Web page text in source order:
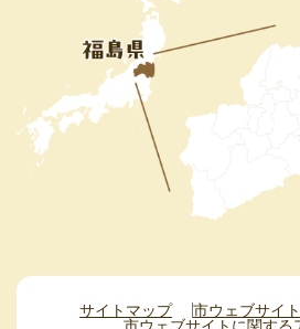
サイトマップ
市ウェブサイ
市ウェブサイトに関する